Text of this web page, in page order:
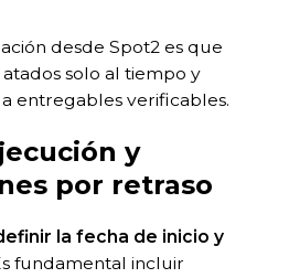
desde Spot2 es que
solo al tiempo y
entregables verificables.
y
por retraso
la fecha de inicio y
fundamental incluir